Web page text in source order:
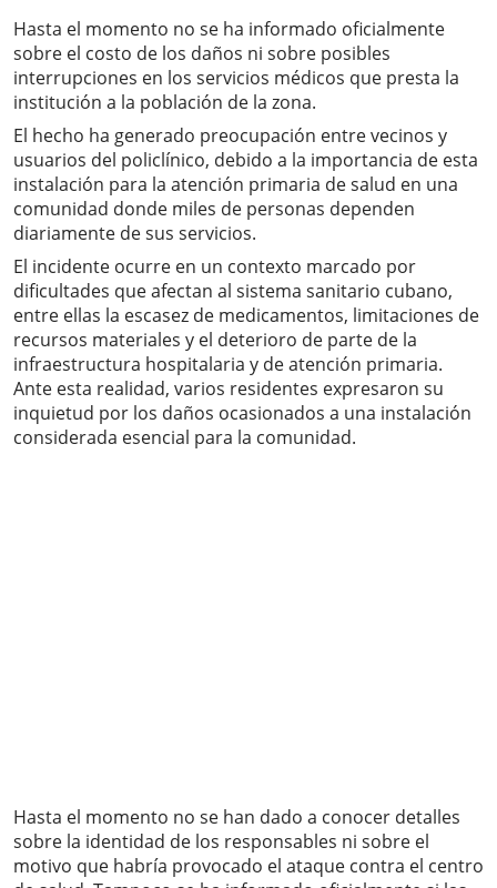
Hasta el momento no se ha informado oficialmente
sobre el costo de los daños ni sobre posibles
interrupciones en los servicios médicos que presta la
institución a la población de la zona.
El hecho ha generado preocupación entre vecinos y
usuarios del policlínico, debido a la importancia de esta
instalación para la atención primaria de salud en una
comunidad donde miles de personas dependen
diariamente de sus servicios.
El incidente ocurre en un contexto marcado por
dificultades que afectan al sistema sanitario cubano,
entre ellas la escasez de medicamentos, limitaciones de
recursos materiales y el deterioro de parte de la
infraestructura hospitalaria y de atención primaria.
Ante esta realidad, varios residentes expresaron su
inquietud por los daños ocasionados a una instalación
considerada esencial para la comunidad.
Hasta el momento no se han dado a conocer detalles
sobre la identidad de los responsables ni sobre el
motivo que habría provocado el ataque contra el centro